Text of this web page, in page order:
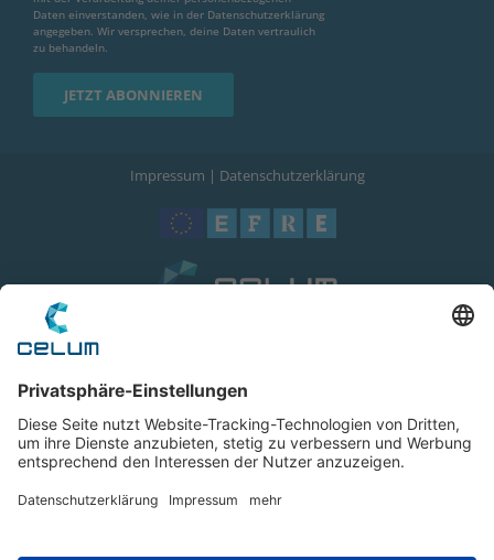
Daten einverstanden, wie in der Datenschutzerklärung
angegeben. Wir versprechen, deine Daten vertraulich
zu behandeln.
Impressum | Datenschutzerklärung